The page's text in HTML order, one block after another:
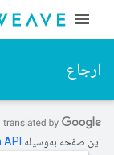
ارجاع
این صفحه به‌وسیله